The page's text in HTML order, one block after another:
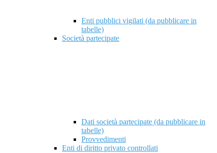
Enti pubblici vigilati (da pubblicare in
tabelle)
Società partecipate
Dati società partecipate (da pubblicare in
tabelle)
Provvedimenti
Enti di diritto privato controllati